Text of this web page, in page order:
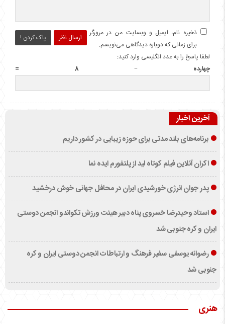
ارسال نظر پاک کردن !
ذخیره نام، ایمیل و وبسایت من در مرورگر
برای زمانی که دوباره دیدگاهی می‌نویسم.
لطفا پاسخ را به عدد انگلیسی وارد کنید:
چهارده − 8 =
آخرین اخبار
برنامه‌های بلند مدتی برای حوزه زیبایی در کشور داریم
اکران آنلاین فیلم کوتاه لید از پلتفورم ایده نما
پدر جوان انرژی خورشیدی ایران در محافل جهانی خوش درخشید
استاد وحیدرضا خسروی پناه دبیر هیئت ورزش تکواندو انجمن دوستی
ایران و کره جنوبی شد
رضوانه یوسفی سفیر فرهنگ و ارتباطات انجمن دوستی ایران و کره
جنوبی شد
هنری